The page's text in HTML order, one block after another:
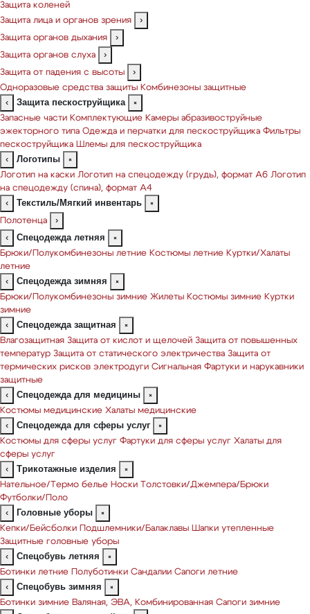
Защита коленей
Защита лица и органов зрения
›
Защита органов дыхания
›
Защита органов слуха
›
Защита от падения с высоты
›
Одноразовые средства защиты Комбинезоны защитные
‹
Защита пескоструйщика
×
Запасные части Комплектующие Камеры абразивоструйные
эжекторного типа Одежда и перчатки для пескоструйщика Фильтры
пескоструйщика Шлемы для пескоструйщика
‹
Логотипы
×
Логотип на каски Логотип на спецодежду (грудь), формат А6 Логотип
на спецодежду (спина), формат А4
‹
Текстиль/Мягкий инвентарь
×
Полотенца
›
‹
Спецодежда летняя
×
Брюки/Полукомбинезоны летние Костюмы летние Куртки/Халаты
летние
‹
Спецодежда зимняя
×
Брюки/Полукомбинезоны зимние Жилеты Костюмы зимние Куртки
зимние
‹
Спецодежда защитная
×
Влагозащитная Защита от кислот и щелочей Защита от повышенных
температур Защита от статического электричества Защита от
термических рисков электродуги Сигнальная Фартуки и нарукавники
защитные
‹
Спецодежда для медицины
×
Костюмы медицинские Халаты медицинские
‹
Спецодежда для сферы услуг
×
Костюмы для сферы услуг Фартуки для сферы услуг Халаты для
сферы услуг
‹
Трикотажные изделия
×
Нательное/Термо белье Носки
Толстовки/Джемпера/Брюки
Футболки/Поло
‹
Головные уборы
×
Кепки/Бейсболки
Подшлемники/Балаклавы Шапки утепленные
Защитные головные уборы
‹
Спецобувь летняя
×
Ботинки летние
Полуботинки Сандалии Сапоги летние
‹
Спецобувь зимняя
×
Ботинки зимние Валяная, ЭВА, Комбинированная Сапоги зимние